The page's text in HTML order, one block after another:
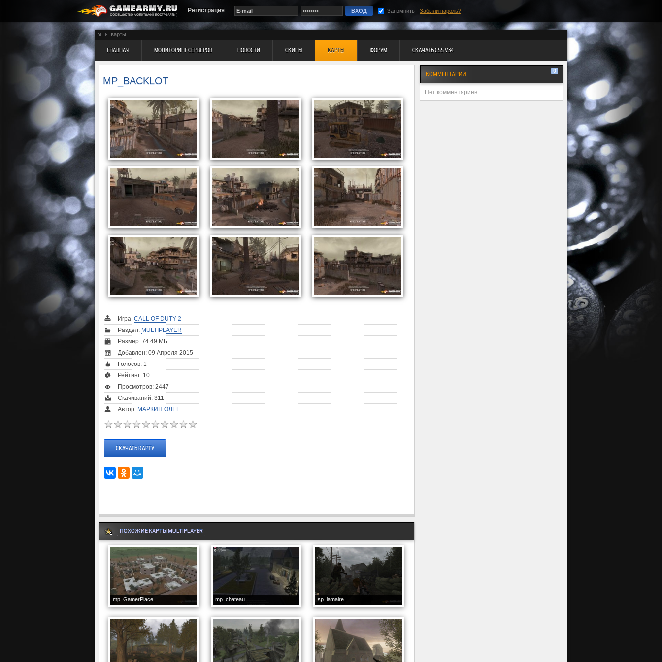
Регистрация Запомнить Забыли пароль?
Карты
ГЛАВНАЯ МОНИТОРИНГ СЕРВЕРОВ НОВОСТИ СКИНЫ КАРТЫ ФОРУМ СКАЧАТЬ CSS V34
MP_BACKLOT
Игра: CALL OF DUTY 2
Раздел: MULTIPLAYER
Размер: 74.49 МБ
Добавлен: 09 Апреля 2015
Голосов: 1
Рейтинг: 10
Просмотров: 2447
Скачиваний: 311
Автор: МАРКИН ОЛЕГ
СКАЧАТЬ КАРТУ
ПОХОЖИЕ КАРТЫ MULTIPLAYER
mp_GamerPlace mp_chateau sp_lamaire
КОММЕНТАРИИ 0
Нет комментариев...